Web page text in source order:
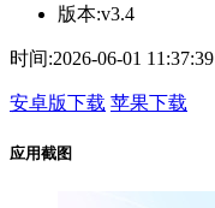
版本:v3.4
时间:2026-06-01 11:37:39
安卓版下载 苹果下载
应用截图